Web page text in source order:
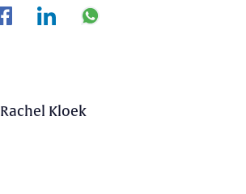
Rachel Kloek